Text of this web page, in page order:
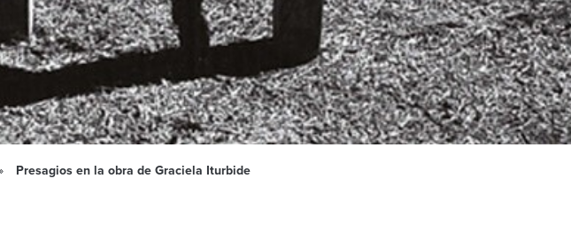
Presagios en la obra de Graciela Iturbide